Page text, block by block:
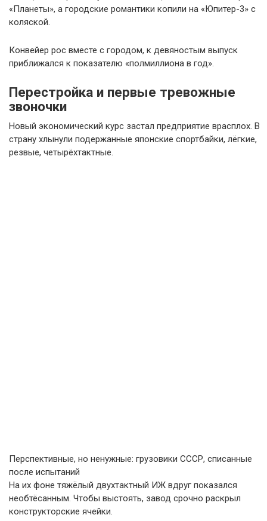
«Планеты», а городские романтики копили на «Юпитер-3» с
коляской.
Конвейер рос вместе с городом, к девяностым выпуск
приближался к показателю «полмиллиона в год».
Перестройка и первые тревожные
звоночки
Новый экономический курс застал предприятие врасплох. В
страну хлынули подержанные японские спортбайки, лёгкие,
резвые, четырёхтактные.
Перспективные, но ненужные: грузовики СССР, списанные
после испытаний
На их фоне тяжёлый двухтактный ИЖ вдруг показался
необтёсанным. Чтобы выстоять, завод срочно раскрыл
конструкторские ячейки.